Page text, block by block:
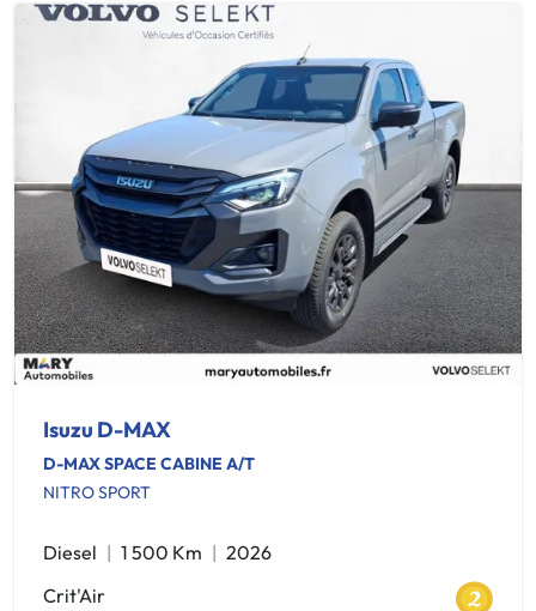
Isuzu D-MAX
D-MAX SPACE CABINE A/T
NITRO SPORT
Diesel 1 500 Km
2026
Crit'Air